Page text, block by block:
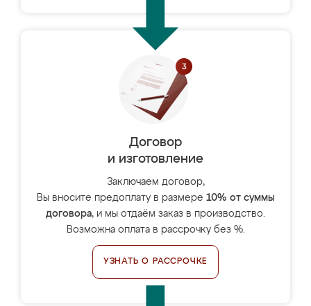
Договор
и изготовление
Заключаем договор,
Вы вносите предоплату в размере 10% от суммы
договора, и мы отдаём заказ в производство.
Возможна оплата в рассрочку без %.
УЗНАТЬ О РАССРОЧКЕ